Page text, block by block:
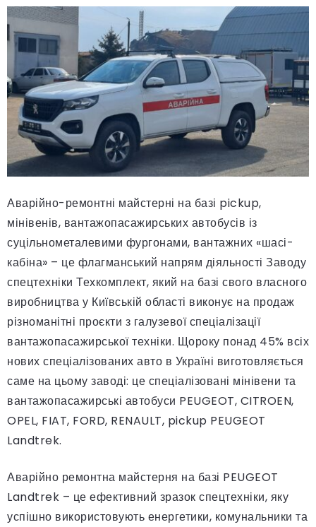
Аварійно-ремонтні майстерні на базі pickup,
мінівенів, вантажопасажирських автобусів із
суцільнометалевими фургонами, вантажних «шасі-
кабіна» – це флагманський напрям діяльності Заводу
спецтехніки Техкомплект, який на базі свого власного
виробництва у Київській області виконує на продаж
різноманітні проєкти з галузевої спеціалізації
вантажопасажирської техніки. Щороку понад 45% всіх
нових спеціалізованих авто в Україні виготовляється
саме на цьому заводі: це спеціалізовані мінівени та
вантажопасажирські автобуси PEUGEOT, CITROEN,
OPEL, FIAT, FORD, RENAULT, pickup PEUGEOT
Landtrek.
Аварійно ремонтна майстерня на базі PEUGEOT
Landtrek – це ефективний зразок спецтехніки, яку
успішно використовують енергетики, комунальники та